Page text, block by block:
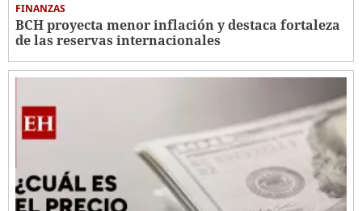
FINANZAS
BCH proyecta menor inflación y destaca fortaleza
de las reservas internacionales